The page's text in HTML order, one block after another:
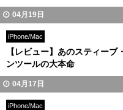
04月19日
iPhone/Mac
【レビュー】あのスティー
ンツールの大本命
04月17日
iPhone/Mac